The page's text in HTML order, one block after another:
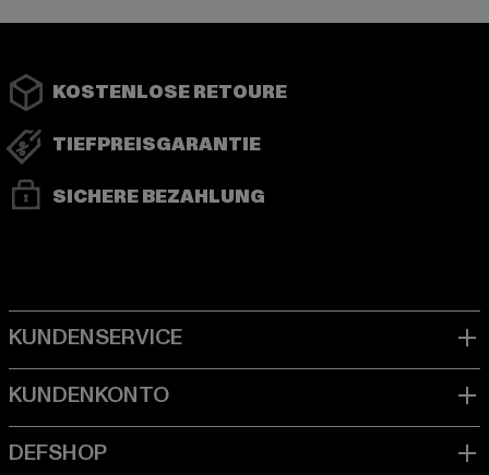
KOSTENLOSE RETOURE
TIEFPREISGARANTIE
SICHERE BEZAHLUNG